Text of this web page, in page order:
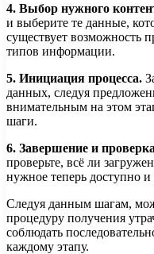
4. Выбор нужного
и выберите те данные,
существует возможность
типов информации.
5. Инициация процесса.
данных, следуя
внимательным на этом
шаги.
6. Завершение и
проверьте, всё ли
нужное теперь доступно
Следуя данным шагам,
процедуру получения
соблюдать
каждому этапу.